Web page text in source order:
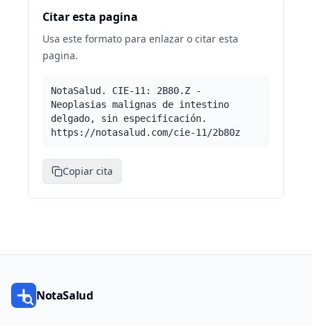
Citar esta pagina
Usa este formato para enlazar o citar esta
pagina.
NotaSalud. CIE-11: 2B80.Z -
Neoplasias malignas de intestino
delgado, sin especificación.
https://notasalud.com/cie-11/2b80z
Copiar cita
NotaSalud